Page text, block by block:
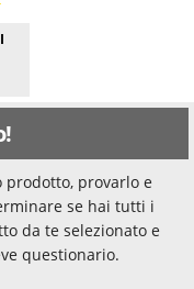
prodotto, provarlo e
se hai tutti i
da te selezionato e
questionario.